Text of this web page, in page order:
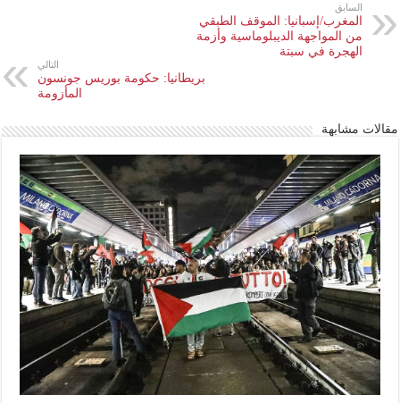
السابق
المغرب/إسبانيا: الموقف الطبقي
من المواجهة الديبلوماسية وأزمة
الهجرة في سبتة
التالي
بريطانيا: حكومة بوريس جونسون
المأزومة
مقالات مشابهة